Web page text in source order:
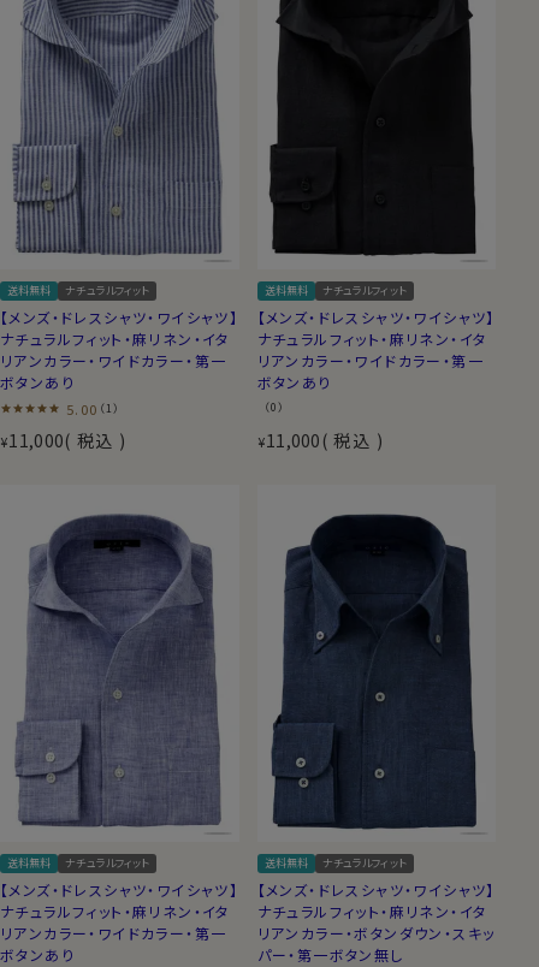
送料無料 ナチュラルフィット
【メンズ・ドレスシャツ・ワイシャツ】
ナチュラルフィット・麻リネン・イタ
リアンカラー・ワイドカラー・第一
ボタンあり
5.00 （1）
¥11,000 税込
送料無料 ナチュラルフィット
【メンズ・ドレスシャツ・ワイシャツ】
ナチュラルフィット・麻リネン・イタ
リアンカラー・ワイドカラー・第一
ボタンあり
（0）
¥11,000 税込
送料無料 ナチュラルフィット
【メンズ・ドレスシャツ・ワイシャツ】
ナチュラルフィット・麻リネン・イタ
リアンカラー・ワイドカラー・第一
ボタンあり
送料無料 ナチュラルフィット
【メンズ・ドレスシャツ・ワイシャツ】
ナチュラルフィット・麻リネン・イタ
リアンカラー・ボタンダウン・スキッ
パー・第一ボタン無し